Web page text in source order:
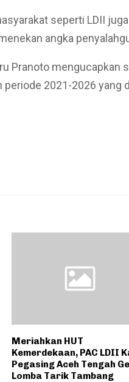
seperti LDII
angka
Pranoto mengucapkan
2021-2026 yang
Meriahkan HUT
Kemerdekaan, PAC LDII
Pegasing Aceh Tengah
Lomba Tarik Tambang